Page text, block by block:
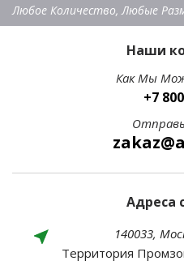
Любое Количество, Любые
Наши
Как Мы
+7
Адреса
140033,
Территория